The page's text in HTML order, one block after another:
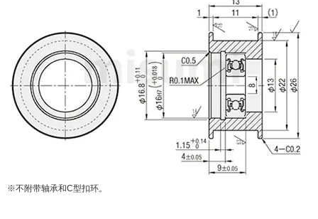
※不附带轴承和C型扣环。